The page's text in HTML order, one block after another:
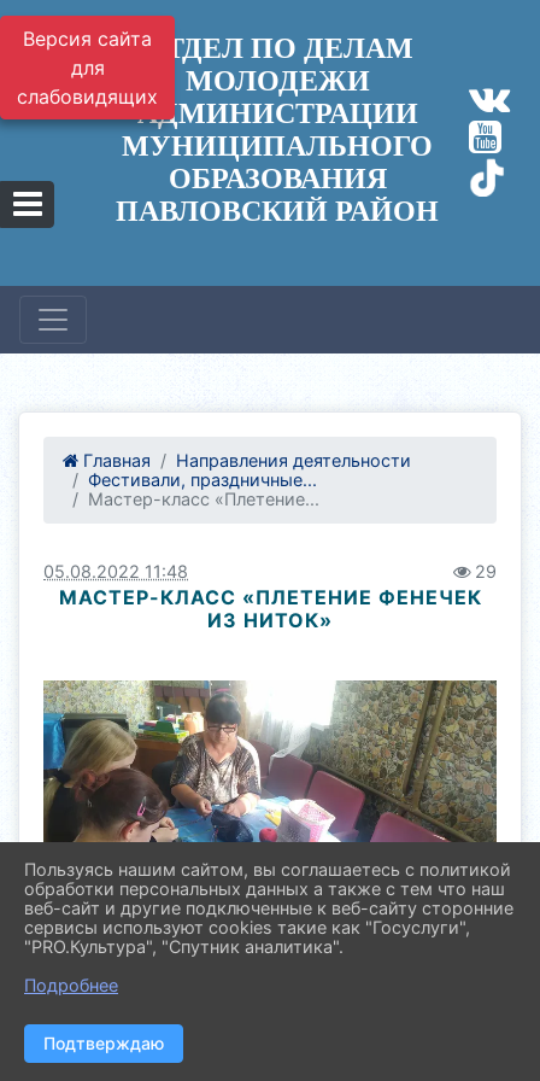
Версия сайта
для
слабовидящих
ОТДЕЛ ПО ДЕЛАМ
МОЛОДЕЖИ
АДМИНИСТРАЦИИ
МУНИЦИПАЛЬНОГО
ОБРАЗОВАНИЯ
ПАВЛОВСКИЙ РАЙОН
Главная
Направления деятельности
Фестивали, праздничные...
Мастер-класс «Плетение...
05.08.2022 11:48 29
МАСТЕР-КЛАСС «ПЛЕТЕНИЕ ФЕНЕЧЕК
ИЗ НИТОК»
Пользуясь нашим сайтом, вы соглашаетесь с политикой
обработки персональных данных а также с тем что наш
веб-сайт и другие подключенные к веб-сайту сторонние
сервисы используют cookies такие как "Госуслуги",
"PRO.Культура", "Спутник аналитика".
Подробнее
Подтверждаю